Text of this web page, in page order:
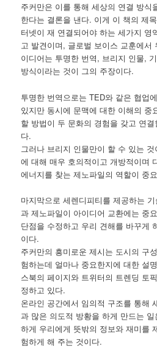
주커만은 이를 통해 세상의 연결 방식
한다는 결론을 낸다. 이게 이 책의 제
터넷이 재 연결되어야 하는 세가지 영
고 발견이며, 글로벌 보이스 교훈에서
이디어는 투명한 번역, 브리지 인물,
방식이라는 것이 그의 주장이다.
투명한 번역으로는 TED와 같은 협업
있지만 동시에 문맥에 대한 이해의 중
할 방법이 두 문화의 경험을 갖고 연
다.
그러나 브리지 인물만이 할 수 있는
에 대해 매우 호의적이고 개방적이며
에너지를 찾는 제노파일의 역할이 중
마지막으로 세렌디피티를 제공하는
과 제노파일이 아이디어 교환에는 중
단점을 수정하고 우리 견해를 바꾸게
이다.
주커만의 흥미로운 제시는 도시의 구
험하는데 얼마나 중요한지에 대한 설
스북의 페이지와 트위터의 트렌딩 토
정하고 있다.
온라인 공간에서 임의적 구조를 통해
과 많은 의도적 방황을 하게 만드는
하게 우리에게 뜻밖의 정보와 재미를
험하게 해 주는 것이다.